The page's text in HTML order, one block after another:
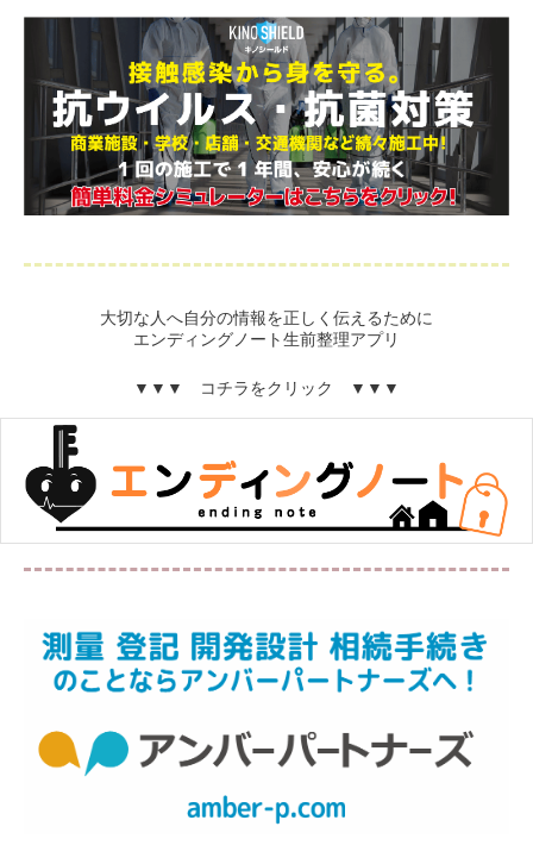
大切な人へ自分の情報を正しく伝えるために
エンディングノート生前整理アプリ
▼▼▼ コチラをクリック ▼▼▼